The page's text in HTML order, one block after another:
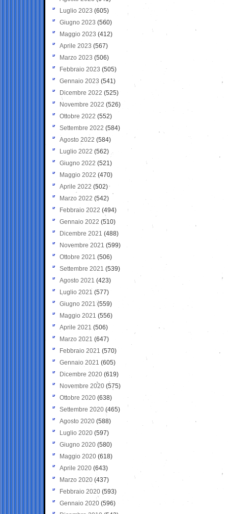
Luglio 2023 (605)
Giugno 2023 (560)
Maggio 2023 (412)
Aprile 2023 (567)
Marzo 2023 (506)
Febbraio 2023 (505)
Gennaio 2023 (541)
Dicembre 2022 (525)
Novembre 2022 (526)
Ottobre 2022 (552)
Settembre 2022 (584)
Agosto 2022 (584)
Luglio 2022 (562)
Giugno 2022 (521)
Maggio 2022 (470)
Aprile 2022 (502)
Marzo 2022 (542)
Febbraio 2022 (494)
Gennaio 2022 (510)
Dicembre 2021 (488)
Novembre 2021 (599)
Ottobre 2021 (506)
Settembre 2021 (539)
Agosto 2021 (423)
Luglio 2021 (577)
Giugno 2021(559)
Maggio 2021 (556)
Aprile 2021 (506)
Marzo 2021 (647)
Febbraio 2021 (570)
Gennaio 2021 (605)
Dicembre 2020 (619)
Novembre 2020 (575)
Ottobre 2020 (638)
Settembre 2020(465)
Agosto 2020 (588)
Luglio 2020 (597)
Giugno 2020 (580)
Maggio 2020 (618)
Aprile 2020 (643)
Marzo 2020 (437)
Febbraio 2020 (593)
Gennaio 2020 (596)